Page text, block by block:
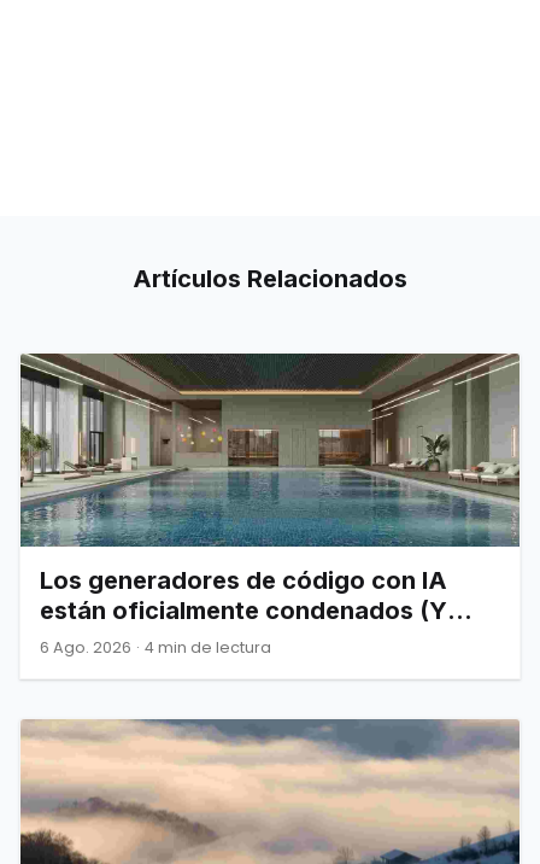
Artículos Relacionados
Los generadores de código con IA
están oficialmente condenados (Y
Joel Spolsky nos lo advirtió)
6 Ago. 2026 · 4 min de lectura